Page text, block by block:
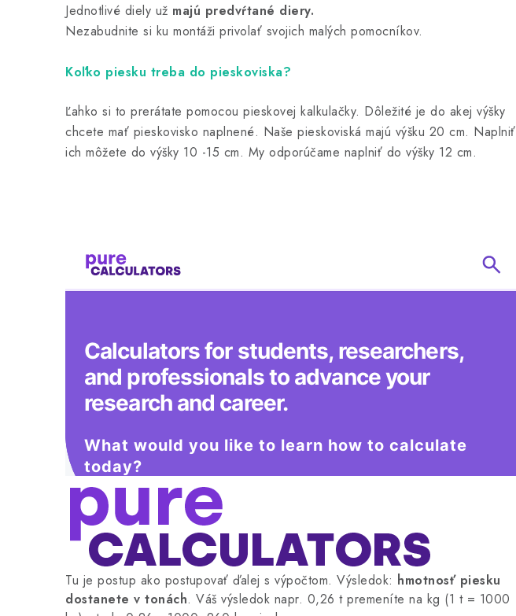
Jednotlivé diely už majú predvŕtané diery.
Nezabudnite si ku montáži privolať svojich malých pomocníkov.
Koľko piesku treba do pieskoviska?
Ľahko si to prerátate pomocou pieskovej kalkulačky. Dôležité je do akej výšky
chcete mať pieskovisko naplnené. Naše pieskoviská majú výšku 20 cm. Naplniť
ich môžete do výšky 10 -15 cm. My odporúčame naplniť do výšky 12 cm.
Tu je postup ako postupovať ďalej s výpočtom. Výsledok: hmotnosť piesku
dostanete v tonách. Váš výsledok napr. 0,26 t premeníte na kg (1 t = 1000